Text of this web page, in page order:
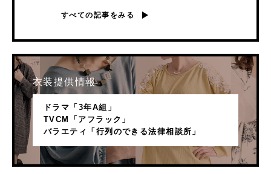
すべての記事をみる
衣装提供情報
ドラマ「3年A組」
TVCM「アフラック」
バラエティ「行列のできる法律相談所」